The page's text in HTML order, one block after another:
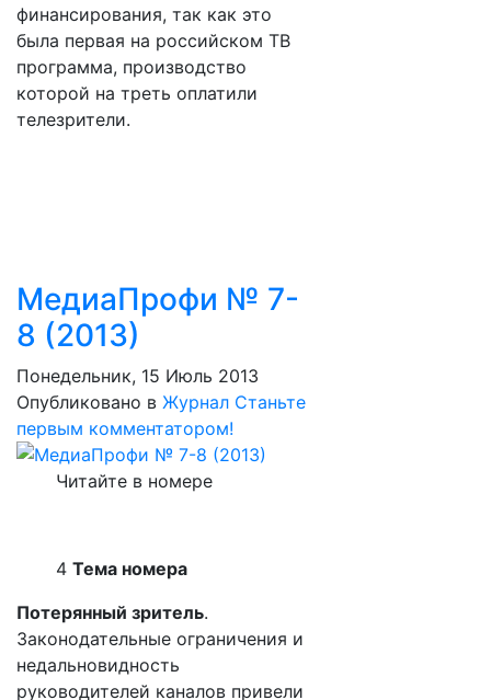
финансирования, так как это
была первая на российском ТВ
программа, производство
которой на треть оплатили
телезрители.
МедиаПрофи № 7-
8 (2013)
Понедельник, 15 Июль 2013
Опубликовано в Журнал Станьте
первым комментатором!
Читайте в номере
4Тема номера
Потерянный зритель.
Законодательные ограничения и
недальновидность
руководителей каналов привели